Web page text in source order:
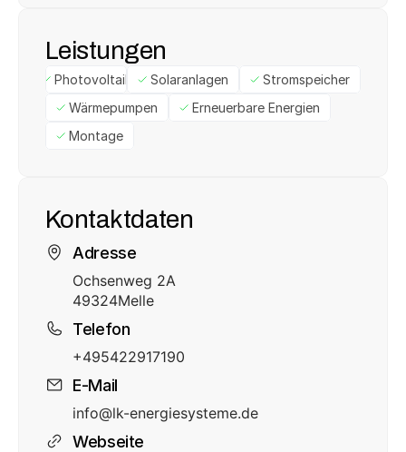
Leistungen
Photovoltaik Solaranlagen
Stromspeicher
Wärmepumpen
Erneuerbare Energien
Montage
Kontaktdaten
Adresse
Ochsenweg 2A
49324Melle
Telefon
+495422917190
E-Mail
info@lk-energiesysteme.de
Webseite